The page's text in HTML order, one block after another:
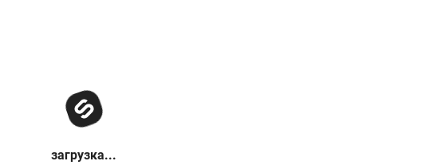
загрузка...